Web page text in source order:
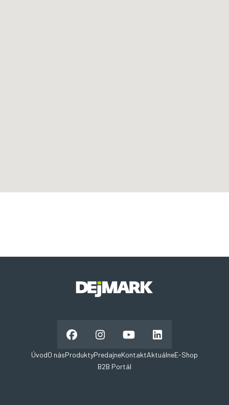
ÚvodO násProduktyPredajneKontaktAktuálneE-Shop
B2B Portál